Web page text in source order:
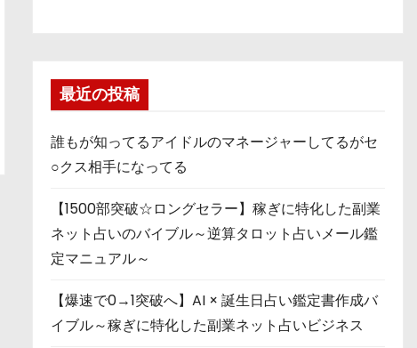
最近の投稿
誰もが知ってるアイドルのマネージャーしてるがセ
○クス相手になってる
【1500部突破☆ロングセラー】稼ぎに特化した副業
ネット占いのバイブル～逆算タロット占いメール鑑
定マニュアル～
【爆速で0→1突破へ】AI × 誕生日占い鑑定書作成バ
イブル～稼ぎに特化した副業ネット占いビジネス